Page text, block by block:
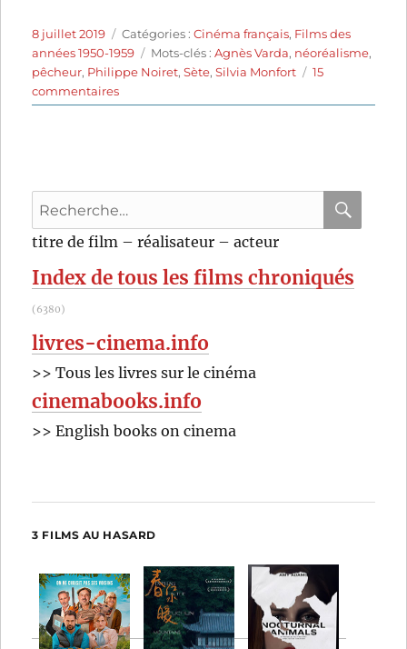
Publié
le
8 juillet 2019 Catégories
Catégories :Cinéma français, Films des
années 1950-1959
Étiquettes
Mots-clés :Agnès Varda, néoréalisme,
pêcheur, Philippe Noiret,Sète,Silvia Monfort
15
commentairessur
La
Recherche
pour
titre de film – réalisateur – acteur
Index de tous les films chroniqués
(6380)
livres-cinema.info
>> Tous les livres sur le cinéma
cinemabooks.info
>> English books on cinema
3 FILMS AU HASARD